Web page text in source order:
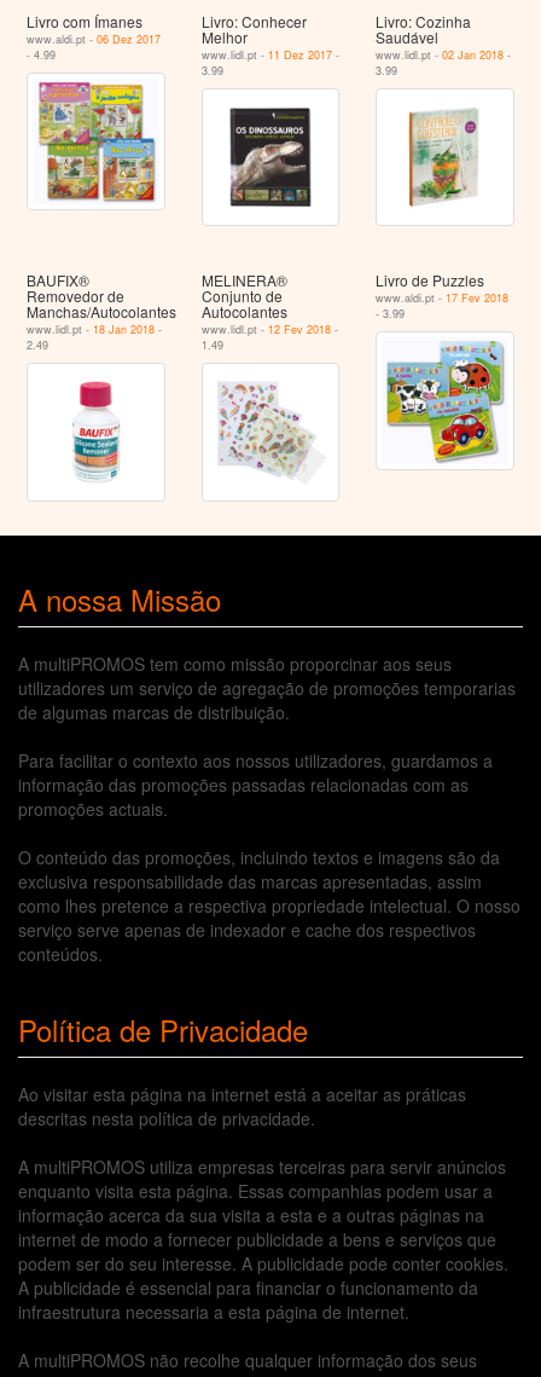
Livro com Ímanes
www.aldi.pt -06 Dez 2017
- 4.99
Livro: Conhecer
Melhor
www.lidl.pt - 11 Dez 2017-
3.99
Livro: Cozinha
Saudável
www.lidl.pt -02 Jan 2018 -
3.99
BAUFIX®
Removedor de
Manchas/Autocolantes
www.lidl.pt - 18 Jan 2018 -
2.49
MELINERA®
Conjunto de
Autocolantes
www.lidl.pt - 12 Fev 2018-
1.49
Livro de Puzzles
www.aldi.pt - 17 Fev 2018
- 3.99
A nossa Missão
A multiPROMOS tem como missão proporcinar aos seus
utilizadores um serviço de agregação de promoções temporarias
de algumas marcas de distribuição.
Para facilitar o contexto aos nossos utilizadores, guardamos a
informação das promoções passadas relacionadas com as
promoções actuais.
O conteúdo das promoções, incluindo textos e imagens são da
exclusiva responsabilidade das marcas apresentadas, assim
como lhes pretence a respectiva propriedade intelectual. O nosso
serviço serve apenas de indexador e cache dos respectivos
conteúdos.
Política de Privacidade
Ao visitar esta página na internet está a aceitar as práticas
descritas nesta política de privacidade.
A multiPROMOS utiliza empresas terceiras para servir anúncios
enquanto visita esta página. Essas companhias podem usar a
informação acerca da sua visita a esta e a outras páginas na
internet de modo a fornecer publicidade a bens e serviços que
podem ser do seu interesse. A publicidade pode conter cookies.
A publicidade é essencial para financiar o funcionamento da
infraestrutura necessaria a esta página de internet.
A multiPROMOS não recolhe qualquer informação dos seus